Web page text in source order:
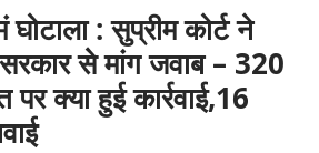
घोटाला : सुप्रीम कोर्ट ने
से मांग जवाब – 320
क्या हुई कार्रवाई,16